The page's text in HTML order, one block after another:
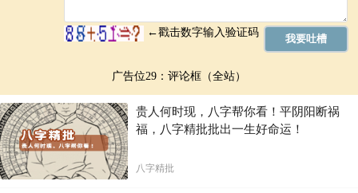
广告位29：评论框（全站）
贵人何时现，八字帮你看！平阴阳断祸
福，八字精批批出一生好命运！
八字精批